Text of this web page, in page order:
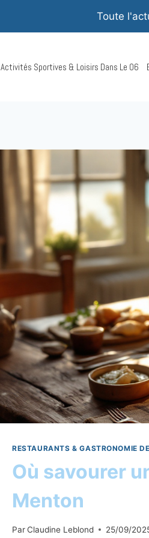
Toute
Activités Sportives & Loisirs Dans Le 06
RESTAURANTS & GASTRONOMIE
Où savourer
Menton
ParClaudine Leblond 25/09/